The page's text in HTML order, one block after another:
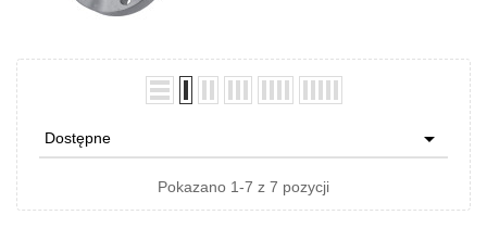
Dostępne 
Pokazano 1-7 z 7 pozycji